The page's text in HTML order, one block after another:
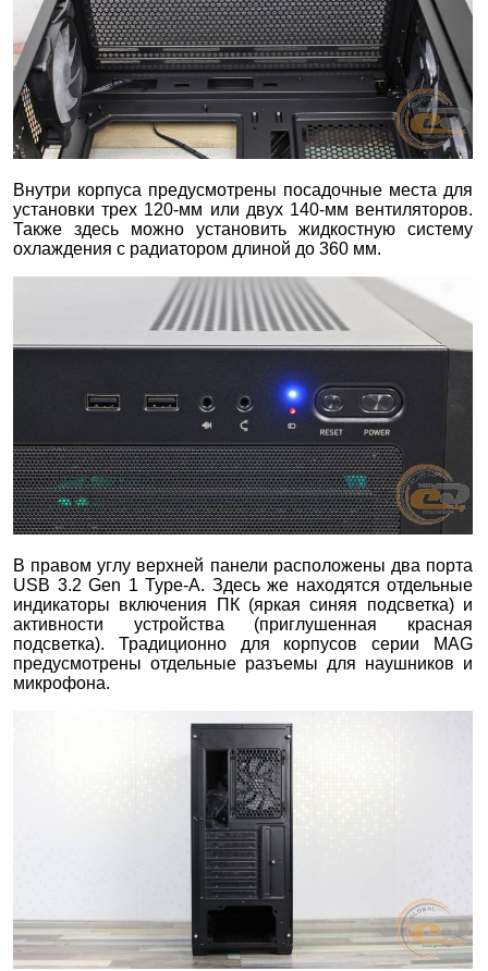
Внутри корпуса предусмотрены посадочные места для
установки трех 120-мм или двух 140-мм вентиляторов.
Также здесь можно установить жидкостную систему
охлаждения с радиатором длиной до 360 мм.
В правом углу верхней панели расположены два порта
USB 3.2 Gen 1 Type-A. Здесь же находятся отдельные
индикаторы включения ПК (яркая синяя подсветка) и
активности устройства (приглушенная красная
подсветка). Традиционно для корпусов серии MAG
предусмотрены отдельные разъемы для наушников и
микрофона.